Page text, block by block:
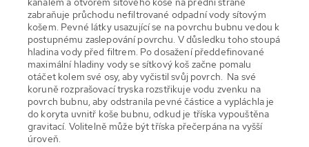
zabraňuje průchodu nefiltrované odpadní vody sítovým
košem. Pevné látky usazující se na povrchu bubnu vedou k
postupnému zaslepování povrchu. V důsledku toho stoupá
hladina vody před filtrem. Po dosažení předdefinované
maximální hladiny vody se sítkový koš začne pomalu
otáčet kolem své osy, aby vyčistil svůj povrch. Na své
koruně rozprašovací tryska rozstřikuje vodu zvenku na
povrch bubnu, aby odstranila pevné částice a vypláchla je
do koryta uvnitř koše bubnu, odkud je tříska vypouštěna
gravitací. Volitelně může být tříska přečerpána na vyšší
úroveň.